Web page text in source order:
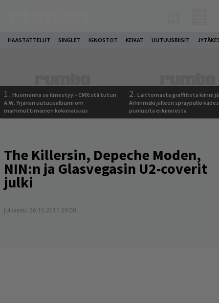
HAASTATTELUT SINGLET IGNOSTOT KEIKAT UUTUUSBIISIT
1. Huomenna se ilmestyy – CMX:stä tutun
A.W. Yrjänän uutuusalbumi om
mammuttimainen kokonaisuus
2. Laittomasta graffitista kiinni
Arhinmäki jälleen spraypullo
puolueita ei kiinnosta
The Killersin, Depeche Moden,
NIN:n ja Glasvegasin U2-coverit
julki
Julkaistu: 26.10.2011 09:00